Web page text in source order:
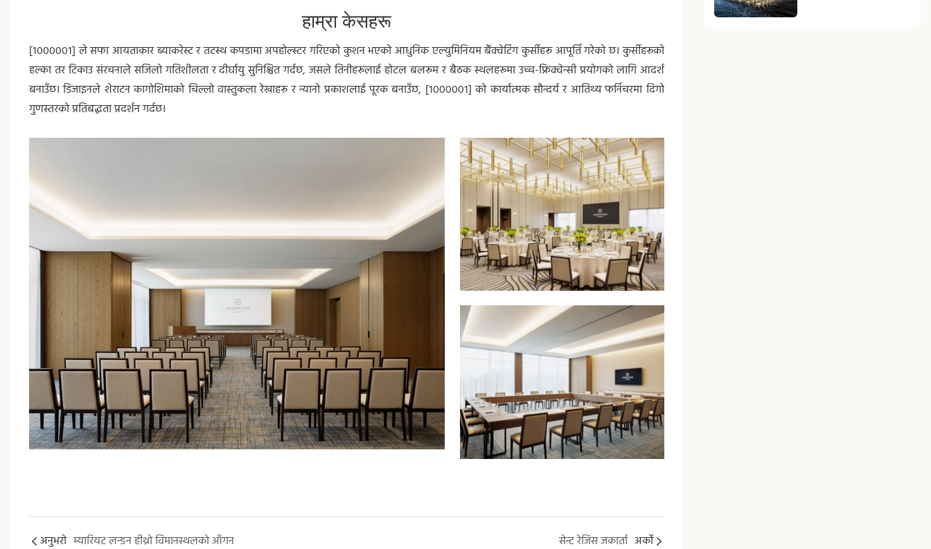
हाम्रा केसहरू
[१०००००१] ले सफा आयताकार ब्याकरेस्ट र तटस्थ कपडामा अपहोल्स्टर गरिएको कुशन भएको आधुनिक एल्युमिनियम बैंक्वेटिंग कुर्सीहरू आपूर्ति गरेको छ। कुर्सीहरूको
हल्का तर टिकाउ संरचनाले सजिलो गतिशीलता र दीर्घायु सुनिश्चित गर्दछ, जसले तिनीहरूलाई होटल बलरूम र बैठक स्थलहरूमा उच्च-फ्रिक्वेन्सी प्रयोगको लागि आदर्श
बनाउँछ। डिजाइनले शेराटन कागोशिमाको चिल्लो वास्तुकला रेखाहरू र न्यानो प्रकाशलाई पूरक बनाउँछ, [१०००००१] को कार्यात्मक सौन्दर्य र आतिथ्य फर्निचरमा दिगो
गुणस्तरको प्रतिबद्धता प्रदर्शन गर्दछ।
अनुभरो म्यारियट लन्डन हीथ्रो विमानस्थलको आँगन सेन्ट रेजिस जकार्ता अर्को